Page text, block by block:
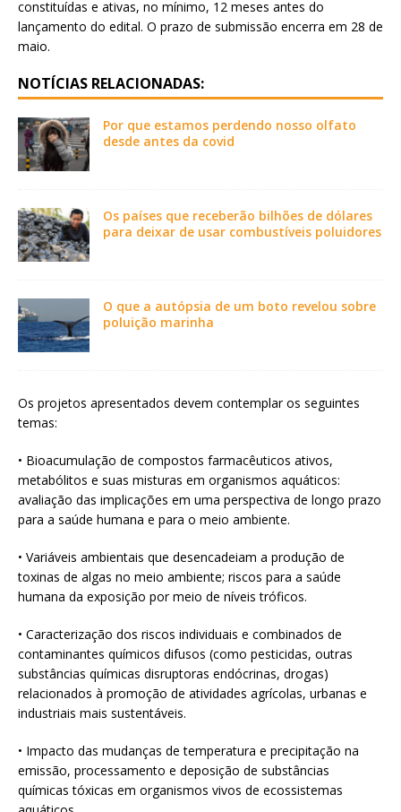
constituídas e ativas, no mínimo, 12 meses antes do
lançamento do edital. O prazo de submissão encerra em 28 de
maio.
NOTÍCIAS RELACIONADAS:
Por que estamos perdendo nosso olfato
desde antes da covid
Os países que receberão bilhões de dólares
para deixar de usar combustíveis poluidores
O que a autópsia de um boto revelou sobre
poluição marinha
Os projetos apresentados devem contemplar os seguintes
temas:
• Bioacumulação de compostos farmacêuticos ativos,
metabólitos e suas misturas em organismos aquáticos:
avaliação das implicações em uma perspectiva de longo prazo
para a saúde humana e para o meio ambiente.
• Variáveis ambientais que desencadeiam a produção de
toxinas de algas no meio ambiente; riscos para a saúde
humana da exposição por meio de níveis tróficos.
• Caracterização dos riscos individuais e combinados de
contaminantes químicos difusos (como pesticidas, outras
substâncias químicas disruptoras endócrinas, drogas)
relacionados à promoção de atividades agrícolas, urbanas e
industriais mais sustentáveis.
• Impacto das mudanças de temperatura e precipitação na
emissão, processamento e deposição de substâncias
químicas tóxicas em organismos vivos de ecossistemas